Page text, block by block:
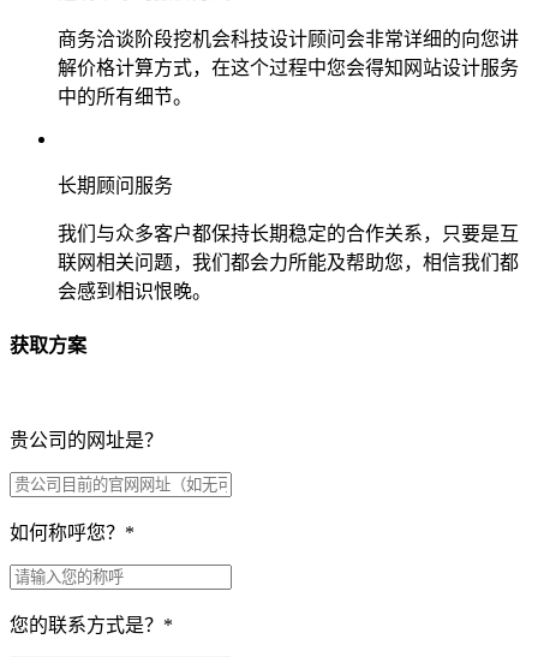
商务洽谈阶段挖机会科技设计顾问会非常详细的向您讲
解价格计算方式，在这个过程中您会得知网站设计服务
中的所有细节。
长期顾问服务
我们与众多客户都保持长期稳定的合作关系，只要是互
联网相关问题，我们都会力所能及帮助您，相信我们都
会感到相识恨晚。
获取方案
贵公司的网址是？
如何称呼您？ *
您的联系方式是？ *